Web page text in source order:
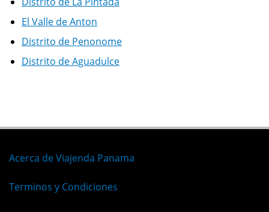
El Valle de Anton
Distrito de Penonome
Distrito de Aguadulce
Acerca de Viajenda Panama
Terminos y Condiciones